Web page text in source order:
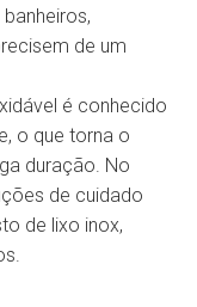
de um
é conhecido
o que torna o
duração. No
de cuidado
de lixo inox,